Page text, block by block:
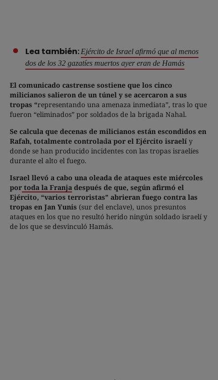
Lea también: Ejército de Israel afirmó que al menos
dos de los 32 gazatíes muertos ayer eran de Hamás
El comunicado castrense sostiene que los cinco
milicianos salieron de un túnel y se acercaron a sus
tropas “representando una amenaza inmediata”, tras lo que
fueron “eliminados” por soldados de la brigada Nahal.
Se calcula que decenas de milicianos están escondidos en
Rafah, totalmente controlada por el Ejército israelí y
donde se han producido incidentes con las tropas israelíes
durante el alto el fuego.
Israel llevó a cabo una oleada de ataques este miércoles
por toda la Franja después de que, según afirmó el
Ejército, “varios terroristas” abrieran fuego contra las
tropas en Jan Yunis (sur del enclave), unos presuntos
ataques en los que no resultó herido ningún soldado israelí y
de los que se desvinculó Hamás.